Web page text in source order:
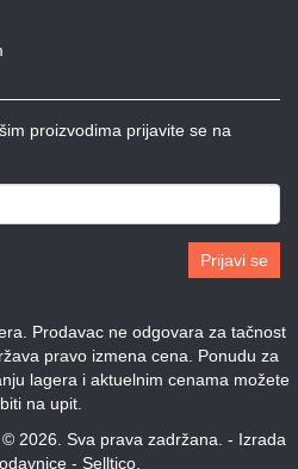
proizvodima prijavite se na
Prijavi se
Prodavac ne odgovara za tačnost
pravo izmena cena. Ponudu za
lagera i aktuelnim cenama možete
na upit.
2026. Sva prava zadržana. - Izrada
- Selltico.